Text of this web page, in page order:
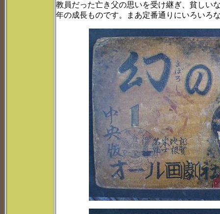
教員だった亡き父の思いを受け継ぎ、貧しい
年の成長ものです。まあ定番通りにいろいろ